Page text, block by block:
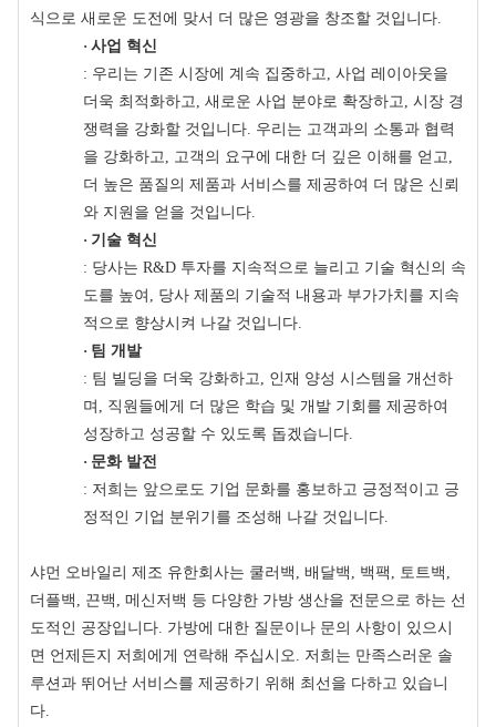
식으로 새로운 도전에 맞서 더 많은 영광을 창조할 것입니다.
· 사업 혁신
: 우리는 기존 시장에 계속 집중하고, 사업 레이아웃을
더욱 최적화하고, 새로운 사업 분야로 확장하고, 시장 경
쟁력을 강화할 것입니다. 우리는 고객과의 소통과 협력
을 강화하고, 고객의 요구에 대한 더 깊은 이해를 얻고,
더 높은 품질의 제품과 서비스를 제공하여 더 많은 신뢰
와 지원을 얻을 것입니다.
· 기술 혁신
: 당사는 R&D 투자를 지속적으로 늘리고 기술 혁신의 속
도를 높여, 당사 제품의 기술적 내용과 부가가치를 지속
적으로 향상시켜 나갈 것입니다.
· 팀 개발
: 팀 빌딩을 더욱 강화하고, 인재 양성 시스템을 개선하
며, 직원들에게 더 많은 학습 및 개발 기회를 제공하여
성장하고 성공할 수 있도록 돕겠습니다.
· 문화 발전
: 저희는 앞으로도 기업 문화를 홍보하고 긍정적이고 긍
정적인 기업 분위기를 조성해 나갈 것입니다.
샤먼 오바일리 제조 유한회사는 쿨러백, 배달백, 백팩, 토트백,
더플백, 끈백, 메신저백 등 다양한 가방 생산을 전문으로 하는 선
도적인 공장입니다. 가방에 대한 질문이나 문의 사항이 있으시
면 언제든지 저희에게 연락해 주십시오. 저희는 만족스러운 솔
루션과 뛰어난 서비스를 제공하기 위해 최선을 다하고 있습니
다.